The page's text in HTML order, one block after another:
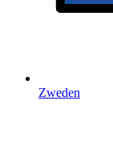
Zweden